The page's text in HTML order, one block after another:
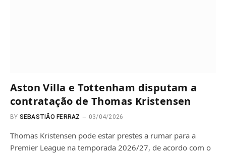
Aston Villa e Tottenham disputam a
contratação de Thomas Kristensen
BY SEBASTIÃO FERRAZ 03/04/2026
Thomas Kristensen pode estar prestes a rumar para a
Premier League na temporada 2026/27, de acordo com o